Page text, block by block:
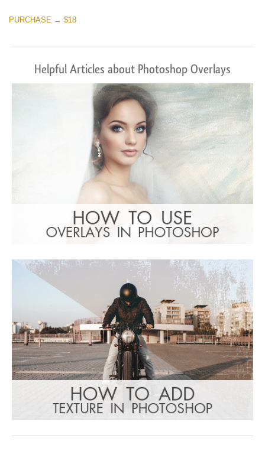
PURCHASE → $18
Helpful Articles about Photoshop Overlays